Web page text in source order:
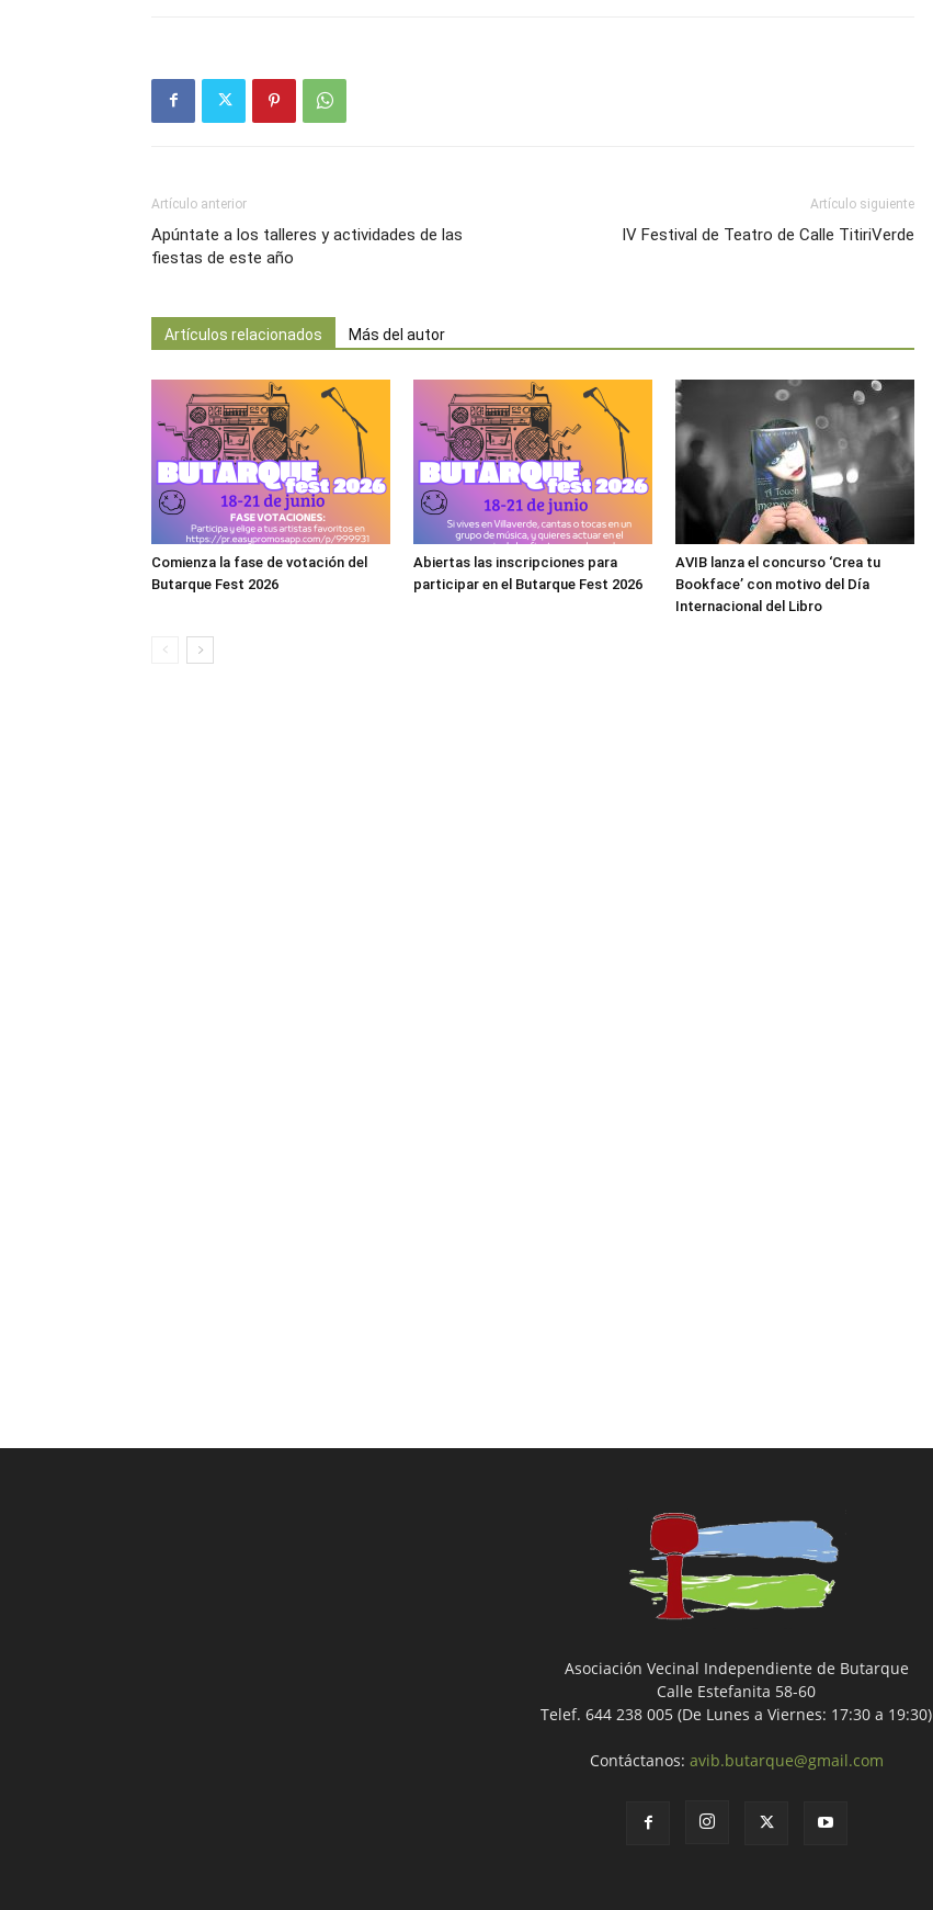
Artículo anterior
Apúntate a los talleres y actividades de las
fiestas de este año
Artículo siguiente
IV Festival de Teatro de Calle TitiriVerde
Artículos relacionados Más del autor
Comienza la fase de votación del
Butarque Fest 2026
Abiertas las inscripciones para
participar en el Butarque Fest 2026
AVIB lanza el concurso ‘Crea tu
Bookface’ con motivo del Día
Internacional del Libro
Asociación Vecinal Independiente de Butarque
Calle Estefanita 58-60
Telef. 644 238 005 (De Lunes a Viernes: 17:30 a 19:30)
Contáctanos: avib.butarque@gmail.com